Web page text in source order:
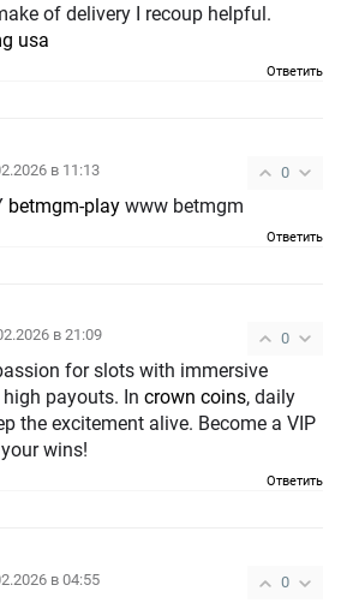
of delivery I recoup helpful.
usa
Ответить
0
в 11:13
betmgm-play www betmgm
Ответить
0
в 21:09
for slots with immersive
payouts. In crown coins, daily
the excitement alive. Become a VIP
wins!
Ответить
0
в 04:55